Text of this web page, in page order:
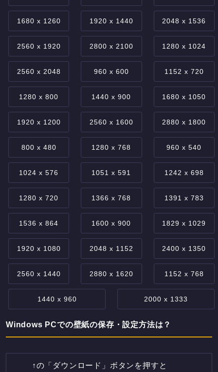
1680 x 1260 1920 x 1440 2048 x 1536
2560 x 1920 2800 x 2100 1280 x 1024
2560 x 2048 960 x 600 1152 x 720
1280 x 800 1440 x 900 1680 x 1050
1920 x 1200 2560 x 1600 2880 x 1800
800 x 480 1280 x 768 960 x 540
1024 x 576 1051 x 591 1242 x 698
1280 x 720 1366 x 768 1391 x 783
1536 x 864 1600 x 900 1829 x 1029
1920 x 1080 2048 x 1152 2400 x 1350
2560 x 1440 2880 x 1620 1152 x 768
1440 x 960 2000 x 1333
Windows PCでの壁紙の保存・設定方法は？
↑の「ダウンロード」ボタンを押すと